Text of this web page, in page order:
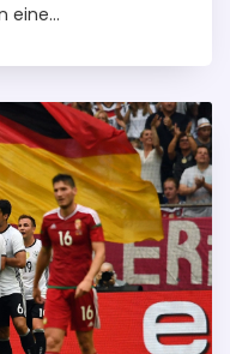
eine
Konkurrenz.
auf die Rolle, die
weltweit auf das
mit einigen